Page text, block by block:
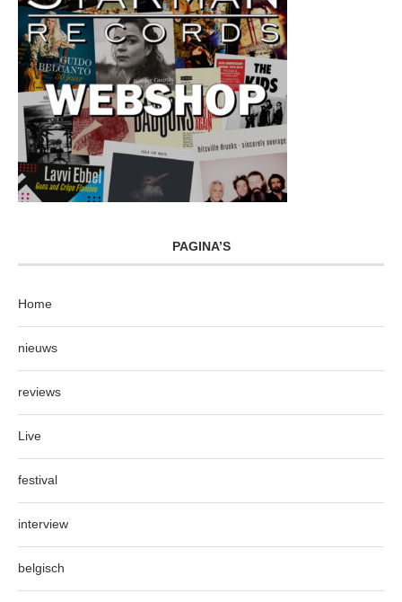
PAGINA’S
Home
nieuws
reviews
Live
festival
interview
belgisch